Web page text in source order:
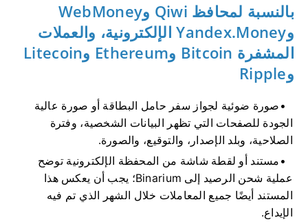
بالنسبة لمحافظ Qiwi وWebMoney
وYandex.Money الإلكترونية، والعملات
المشفرة Bitcoin وEthereum وLitecoin
وRipple
صورة ضوئية لجواز سفر حامل البطاقة أو صورة عالية
الجودة للصفحات التي تظهر البيانات الشخصية، وفترة
الصلاحية، وبلد الإصدار، والتوقيع، والصورة.
مستند أو لقطة شاشة من المحفظة الإلكترونية توضح
عملية شحن الرصيد إلى Binarium؛ يجب أن يعكس هذا
المستند أيضًا جميع المعاملات خلال الشهر الذي تم فيه
الإيداع.